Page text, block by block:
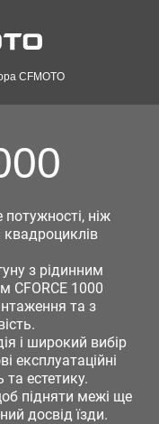
CFMOTO
ніж
з рідинним
CFORCE 1000
та з
і широкий вибір
експлуатаційні
та естетику.
підняти межі ще
досвід їзди.